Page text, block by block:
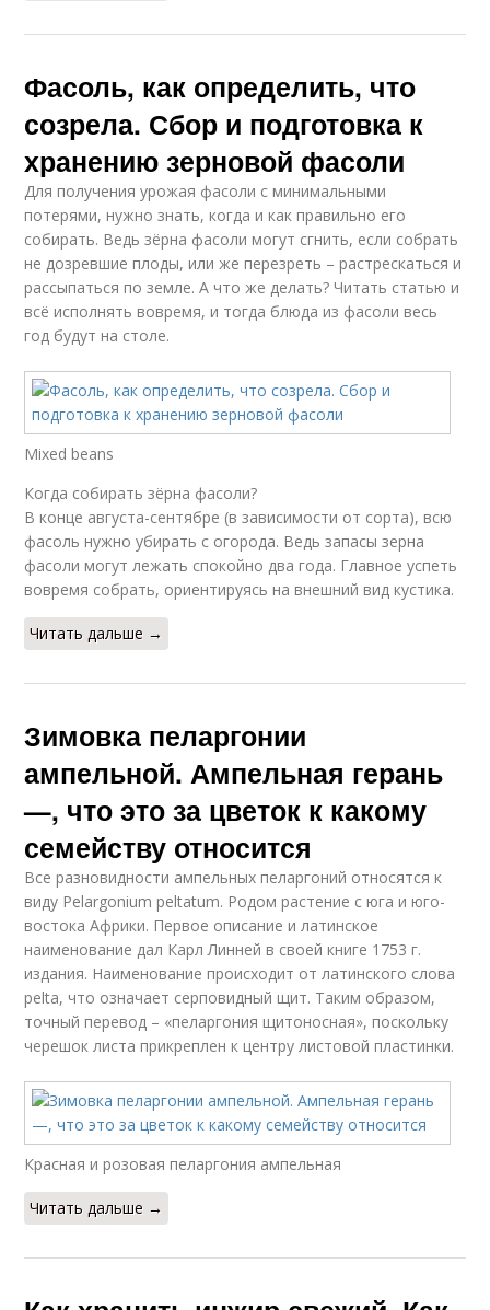
Фасоль, как определить, что
созрела. Сбор и подготовка к
хранению зерновой фасоли
Для получения урожая фасоли с минимальными
потерями, нужно знать, когда и как правильно его
собирать. Ведь зёрна фасоли могут сгнить, если собрать
не дозревшие плоды, или же перезреть – растрескаться и
рассыпаться по земле. А что же делать? Читать статью и
всё исполнять вовремя, и тогда блюда из фасоли весь
год будут на столе.
Mixed beans
Когда собирать зёрна фасоли?
В конце августа-сентябре (в зависимости от сорта), всю
фасоль нужно убирать с огорода. Ведь запасы зерна
фасоли могут лежать спокойно два года. Главное успеть
вовремя собрать, ориентируясь на внешний вид кустика.
Читать дальше →
Зимовка пеларгонии
ампельной. Ампельная герань
—, что это за цветок к какому
семейству относится
Все разновидности ампельных пеларгоний относятся к
виду Pelargonium peltatum. Родом растение с юга и юго-
востока Африки. Первое описание и латинское
наименование дал Карл Линней в своей книге 1753 г.
издания. Наименование происходит от латинского слова
pelta, что означает серповидный щит. Таким образом,
точный перевод – «пеларгония щитоносная», поскольку
черешок листа прикреплен к центру листовой пластинки.
Красная и розовая пеларгония ампельная
Читать дальше →